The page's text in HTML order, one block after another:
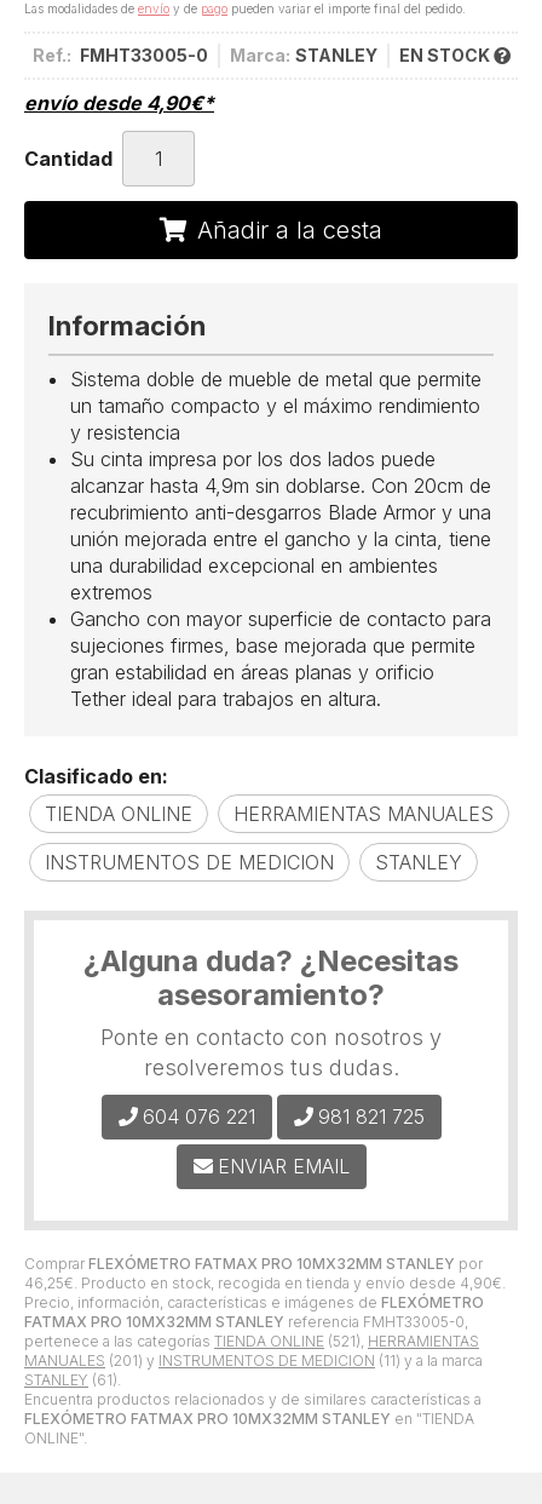
Las modalidades de envío y de pago pueden variar el importe final del pedido.
Ref.: FMHT33005-0 Marca: STANLEY EN STOCK
envío desde 4,90€*
Cantidad
Añadir a la cesta
Comprar FLEXÓMETRO FATMAX PRO 10MX32MM STANLEY por
46,25€ . Producto en stock, recogida en tienda y envío desde 4,90€
Precio, información, características e imágenes de FLEXÓMETRO
FATMAX PRO 10MX32MM STANLEY referencia FMHT33005-0,
pertenece a las categorías TIENDA ONLINE (521), HERRAMIENTAS
MANUALES (201) y INSTRUMENTOS DE MEDICION (11) y a la marca
STANLEY (61).
Encuentra productos relacionados y de similares características a
FLEXÓMETRO FATMAX PRO 10MX32MM STANLEY en "TIENDA
ONLINE".
Información
Sistema doble de mueble de metal que permite
un tamaño compacto y el máximo rendimiento
y resistencia
Su cinta impresa por los dos lados puede
alcanzar hasta 4,9m sin doblarse. Con 20cm de
recubrimiento anti-desgarros Blade Armor y una
unión mejorada entre el gancho y la cinta, tiene
una durabilidad excepcional en ambientes
extremos
Gancho con mayor superficie de contacto para
sujeciones firmes, base mejorada que permite
gran estabilidad en áreas planas y orificio
Tether ideal para trabajos en altura.
Clasificado en:
TIENDA ONLINE
HERRAMIENTAS MANUALES
INSTRUMENTOS DE MEDICION
STANLEY
¿Alguna duda? ¿Necesitas
asesoramiento?
Ponte en contacto con nosotros y
resolveremos tus dudas.
604 076 221 981 821 725
ENVIAR EMAIL